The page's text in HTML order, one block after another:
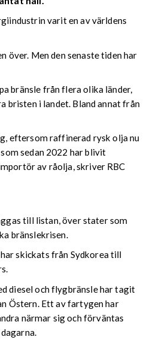
varit en av världens
över. Men den senaste tiden har
bränsle från flera olika länder,
bristen i landet. Bland annat från
eftersom raffinerad rysk olja nu
sedan 2022 har blivit
av råolja, skriver RBC
till listan, över stater som
bränslekrisen.
skickats från Sydkorea till
diesel och flygbränsle har tagit
Östern. Ett av fartygen har
närmar sig och förväntas